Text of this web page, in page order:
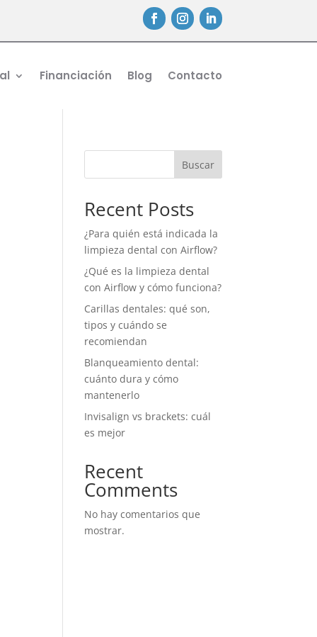
Financiación Blog Contacto
Buscar
Recent Posts
¿Para quién está indicada la
limpieza dental con Airflow?
¿Qué es la limpieza dental
con Airflow y cómo funciona?
Carillas dentales: qué son,
tipos y cuándo se
recomiendan
Blanqueamiento dental:
cuánto dura y cómo
mantenerlo
Invisalign vs brackets: cuál
es mejor
Recent
Comments
No hay comentarios que
mostrar.